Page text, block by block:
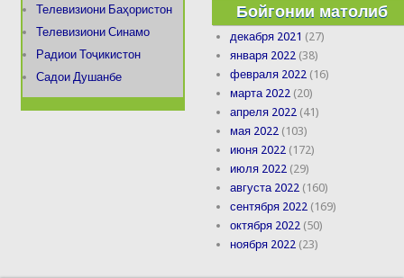
Телевизиони Баҳористон
Телевизиони Синамо
Радиои Тоҷикистон
Садои Душанбе
Бойгонии матолиб
декабря 2021 (27)
января 2022 (38)
февраля 2022 (16)
марта 2022 (20)
апреля 2022 (41)
мая 2022 (103)
июня 2022 (172)
июля 2022 (29)
августа 2022 (160)
сентября 2022 (169)
октября 2022 (50)
ноября 2022 (23)